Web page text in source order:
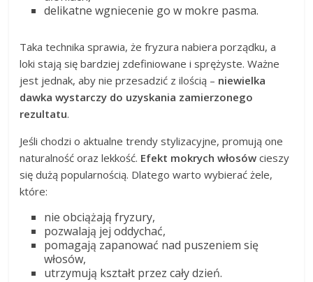
delikatne wgniecenie go w mokre pasma.
Taka technika sprawia, że fryzura nabiera porządku, a
loki stają się bardziej zdefiniowane i sprężyste. Ważne
jest jednak, aby nie przesadzić z ilością – niewielka
dawka wystarczy do uzyskania zamierzonego
rezultatu.
Jeśli chodzi o aktualne trendy stylizacyjne, promują one
naturalność oraz lekkość. Efekt mokrych włosów cieszy
się dużą popularnością. Dlatego warto wybierać żele,
które:
nie obciążają fryzury,
pozwalają jej oddychać,
pomagają zapanować nad puszeniem się
włosów,
utrzymują kształt przez cały dzień.